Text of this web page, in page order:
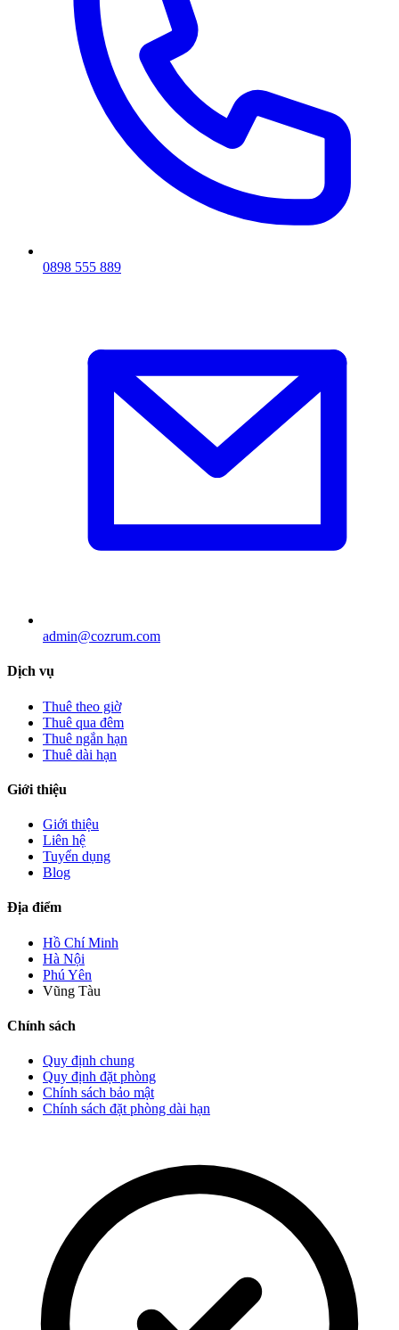
0898 555 889
admin@cozrum.com
Dịch vụ
Thuê theo giờ
Thuê qua đêm
Thuê ngắn hạn
Thuê dài hạn
Giới thiệu
Giới thiệu
Liên hệ
Tuyển dụng
Blog
Địa điểm
Hồ Chí Minh
Hà Nội
Phú Yên
Vũng Tàu
Chính sách
Quy định chung
Quy định đặt phòng
Chính sách bảo mật
Chính sách đặt phòng dài hạn